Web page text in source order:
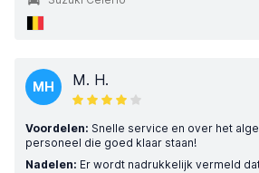
MH M. H.
Voordelen: Snelle service en over het
personeel die goed klaar staan!
Nadelen: Er wordt nadrukkelijk vermeld